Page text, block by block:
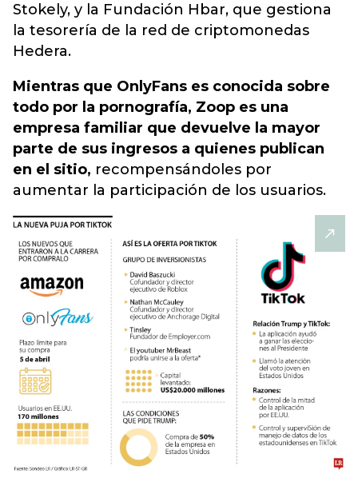
Stokely, y la Fundación Hbar, que gestiona
la tesorería de la red de criptomonedas
Hedera.
Mientras que OnlyFans es conocida sobre
todo por la pornografía, Zoop es una
empresa familiar que devuelve la mayor
parte de sus ingresos a quienes publican
en el sitio, recompensándoles por
aumentar la participación de los usuarios.